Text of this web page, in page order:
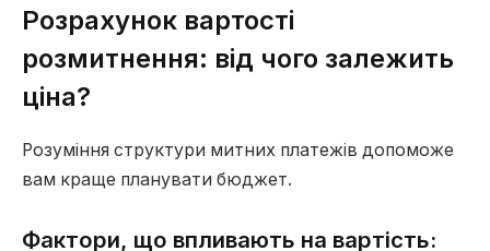
Розрахунок вартості
розмитнення: від чого залежить
ціна?
Розуміння структури митних платежів допоможе
вам краще планувати бюджет.
Фактори, що впливають на вартість: